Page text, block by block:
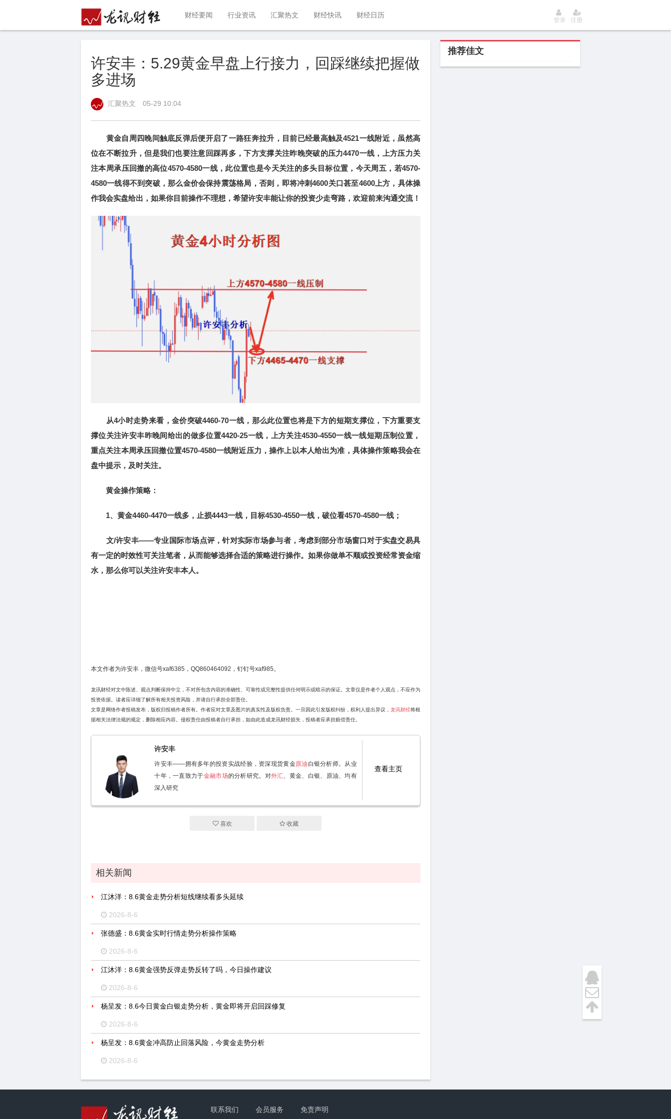
财经要闻 行业资讯 汇聚热文 财经快讯 财经日历
登录 注册
许安丰：5.29黄金早盘上行接力，回踩继续把握做
多进场
汇聚热文 05-29 10:04
黄金自周四晚间触底反弹后便开启了一路狂奔拉升，目前已经最高触及4521一线附近，虽然高
位在不断拉升，但是我们也要注意回踩再多，下方支撑关注昨晚突破的压力4470一线，上方压力关
注本周承压回撤的高位4570-4580一线，此位置也是今天关注的多头目标位置，今天周五，若4570-
4580一线得不到突破，那么金价会保持震荡格局，否则，即将冲刺4600关口甚至4600上方，具体操
作我会实盘给出，如果你目前操作不理想，希望许安丰能让你的投资少走弯路，欢迎前来沟通交流！
从4小时走势来看，金价突破4460-70一线，那么此位置也将是下方的短期支撑位，下方重要支
撑位关注许安丰昨晚间给出的做多位置4420-25一线，上方关注4530-4550一线一线短期压制位置，
重点关注本周承压回撤位置4570-4580一线附近压力，操作上以本人给出为准，具体操作策略我会在
盘中提示，及时关注。
黄金操作策略：
1、黄金4460-4470一线多，止损4443一线，目标4530-4550一线，破位看4570-4580一线；
文/许安丰——专业国际市场点评，针对实际市场参与者，考虑到部分市场窗口对于实盘交易具
有一定的时效性可关注笔者，从而能够选择合适的策略进行操作。如果你做单不顺或投资经常资金缩
水，那么你可以关注许安丰本人。
本文作者为许安丰，微信号xaf6385，QQ860464092，钉钉号xaf985。
龙讯财经对文中陈述、观点判断保持中立，不对所包含内容的准确性、可靠性或完整性提供任何明示或暗示的保证。文章仅是作者个人观点，不应作为
投资依据。读者应详细了解所有相关投资风险，并请自行承担全部责任。
文章是网络作者投稿发布，版权归投稿作者所有。作者应对文章及图片的真实性及版权负责。一旦因此引发版权纠纷，权利人提出异议， 龙讯财经将根
据相关法律法规的规定，删除相应内容。侵权责任由投稿者自行承担，如由此造成龙讯财经损失，投稿者应承担赔偿责任。
许安丰
许安丰——拥有多年的投资实战经验，资深现货黄金原油 白银分析师。从业
十年，一直致力于金融市场的分析研究。对外汇 、黄金、白银、原油、均有
深入研究
查看主页
喜欢 收藏
相关新闻
江沐洋：8.6黄金走势分析短线继续看多头延续
2026-8-6
张德盛：8.6黄金实时行情走势分析操作策略
2026-8-6
江沐洋：8.6黄金强势反弹走势反转了吗，今日操作建议
2026-8-6
杨呈发：8.6今日黄金白银走势分析，黄金即将开启回踩修复
2026-8-6
杨呈发：8.6黄金冲高防止回落风险，今黄金走势分析
2026-8-6
推荐佳文
联系我们 会员服务 免责声明